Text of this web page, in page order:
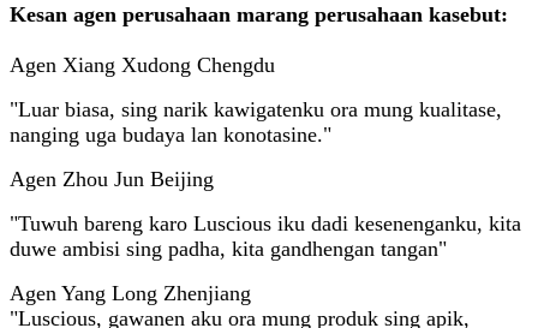
Kesan agen perusahaan marang perusahaan kasebut:
Agen Xiang Xudong Chengdu
"Luar biasa, sing narik kawigatenku ora mung kualitase,
nanging uga budaya lan konotasine."
Agen Zhou Jun Beijing
"Tuwuh bareng karo Luscious iku dadi kesenenganku, kita
duwe ambisi sing padha, kita gandhengan tangan"
Agen Yang Long Zhenjiang
"Luscious, gawanen aku ora mung produk sing apik,